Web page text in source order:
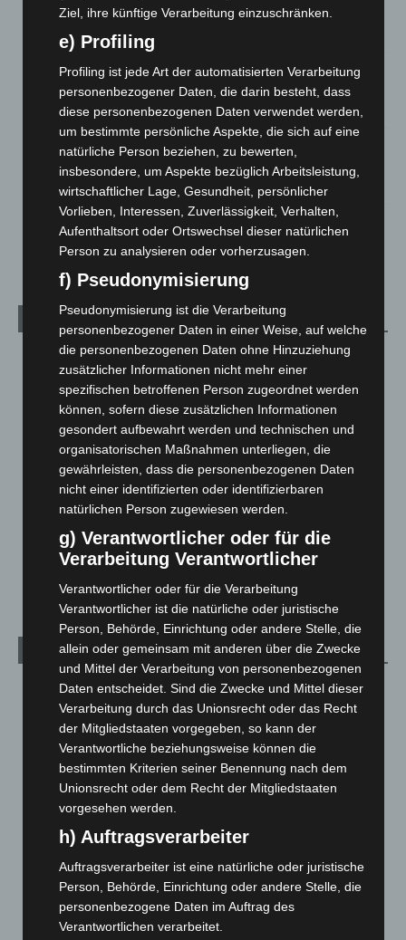
eingedämmt
6. August 2026
Region Hannover: 21 neue Notfallsanitäter starten beim
Roten Kreuz
5. August 2026
Mann läuft mit Hockeyschläger über A7 – Polizei sucht
Zeugen
5. August 2026
Celle: Mensch stirbt bei Bagger-Unfall auf Baustelle
5. August 2026
Kategorien
Blaulicht
2.799
Corona-News
712
Hannover und Region
Langenhagen und Ortsteile
3.252
Leserbriefe
Menschen
Veranstaltungen
Archiv
August 2026(14)
Juli 2026(73)
Juni 2026(139)
Mai 2026(99)
April 2026(99)
Februar 2026
(109)
Januar 2026 (122)
Dezember 2025(103)
November 2025(114)
Ziel, ihre künftige Verarbeitung einzuschränken.
e) Profiling
Profiling ist jede Art der automatisierten Verarbeitung
personenbezogener Daten, die darin besteht, dass
diese personenbezogenen Daten verwendet werden,
um bestimmte persönliche Aspekte, die sich auf eine
natürliche Person beziehen, zu bewerten,
insbesondere, um Aspekte bezüglich Arbeitsleistung,
wirtschaftlicher Lage, Gesundheit, persönlicher
Vorlieben, Interessen, Zuverlässigkeit, Verhalten,
Aufenthaltsort oder Ortswechsel dieser natürlichen
Person zu analysieren oder vorherzusagen.
f) Pseudonymisierung
Pseudonymisierung ist die Verarbeitung
personenbezogener Daten in einer Weise, auf welche
die personenbezogenen Daten ohne Hinzuziehung
zusätzlicher Informationen nicht mehr einer
spezifischen betroffenen Person zugeordnet werden
können, sofern diese zusätzlichen Informationen
gesondert aufbewahrt werden und technischen und
organisatorischen Maßnahmen unterliegen, die
gewährleisten, dass die personenbezogenen Daten
nicht einer identifizierten oder identifizierbaren
natürlichen Person zugewiesen werden.
g) Verantwortlicher oder für die
Verarbeitung Verantwortlicher
Verantwortlicher oder für die Verarbeitung
Verantwortlicher ist die natürliche oder juristische
Person, Behörde, Einrichtung oder andere Stelle, die
allein oder gemeinsam mit anderen über die Zwecke
und Mittel der Verarbeitung von personenbezogenen
Daten entscheidet. Sind die Zwecke und Mittel dieser
Verarbeitung durch das Unionsrecht oder das Recht
der Mitgliedstaaten vorgegeben, so kann der
Verantwortliche beziehungsweise können die
bestimmten Kriterien seiner Benennung nach dem
Unionsrecht oder dem Recht der Mitgliedstaaten
vorgesehen werden.
h) Auftragsverarbeiter
Auftragsverarbeiter ist eine natürliche oder juristische
Person, Behörde, Einrichtung oder andere Stelle, die
personenbezogene Daten im Auftrag des
Verantwortlichen verarbeitet.